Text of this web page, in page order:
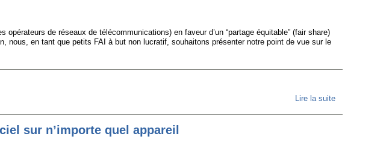
de réseaux de télécommunications) en faveur d’un “partage équitable” (fair share)
nous, en tant que petits FAI à but non lucratif, souhaitons présenter notre point de vue sur le
Lire la suite
Accès aux
sur n’importe quel appareil